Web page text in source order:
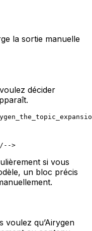
la sortie manuelle
décider
si vous
un bloc précis
voulez qu’Airygen